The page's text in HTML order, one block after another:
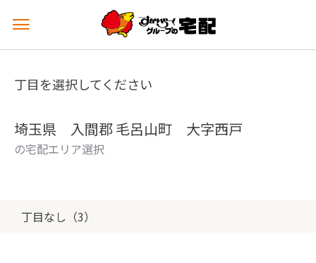
メ
ュ
を
丁目を選択してください
埼玉県 入間郡 毛呂山町 大字西戸
の宅配エリア選択
丁目なし（3）